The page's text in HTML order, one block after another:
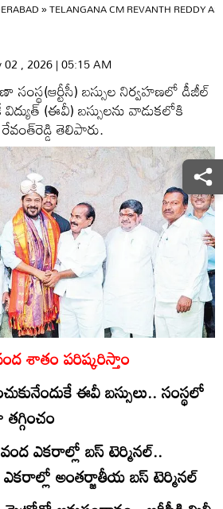
»TELANGANA CM REVANTH REDDY
, 2026 | 05:15 AM
సంస్థ(ఆర్టీసీ) బస్సుల నిర్వహణలో డీజీల్‌
విద్యుత్‌ (ఈవీ) బస్సులను వాడుకలోకి
తెలిపారు.
శాతం పరిష్కరిస్తాం
ఈవీ బస్సులు.. సంస్థలో
ఎకరాల్లో బస్‌ టెర్మినల్‌..
అంతర్జాతీయ బస్‌ టెర్మినల్‌